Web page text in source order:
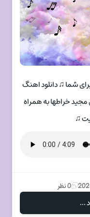
شما ♫ دانلود اهنگ
خراطها به همراه
♫
0 نظر
...